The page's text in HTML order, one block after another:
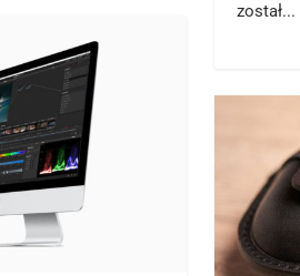
został...